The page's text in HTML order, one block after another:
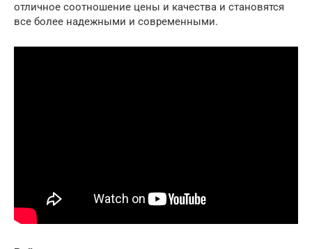
отличное соотношение цены и качества и становятся
все более надежными и современными.